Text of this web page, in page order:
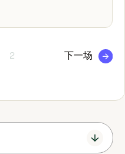
下一场
2